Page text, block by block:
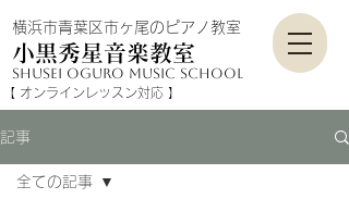
横浜市青葉区市ヶ尾のピアノ教室
小黒秀星音楽教室
shusei Oguro music school
​【 オンラインレッスン対応​​ 】
記事
全ての記事